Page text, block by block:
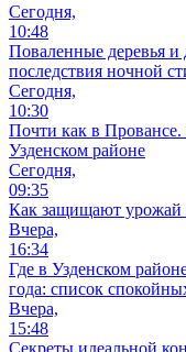
Сегодня,
10:48
Поваленные деревья и
последствия ночной
Сегодня,
10:30
Почти как в Провансе.
Узденском районе
Сегодня,
09:35
Как защищают урожай
Вчера,
16:34
Где в Узденском
года: список
Вчера,
15:48
Секреты идеальной